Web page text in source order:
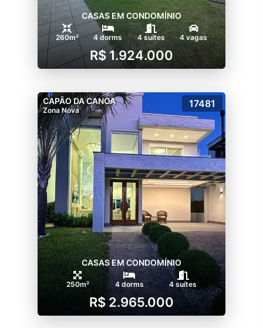
CASAS EM CONDOMÍNIO
260m² 4 dorms 4 suítes 4 vagas
R$ 1.924.000
CAPÃO DA CANOA
Zona Nova
17481
CASAS EM CONDOMÍNIO
250m² 4 dorms 4 suítes
R$ 2.965.000